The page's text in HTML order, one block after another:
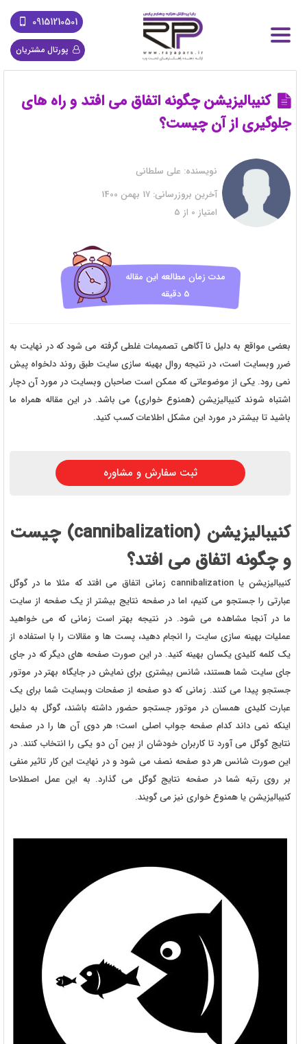
09151210501
پورتال مشتریان
کنیبالیزیشن چگونه اتفاق می افتد و راه های
جلوگیری از آن چیست؟
نویسنده: علی سلطانی
آخرین بروزرسانی:
امتیاز 0 از 5
مدت زمان مطالعه این مقاله
5 دقیقه
بعضی مواقع به دلیل نا آگاهی تصمیمات غلطی گرفته می شود که در نهایت به
ضرر وبسایت است، در نتیجه روال بهینه سازی سایت طبق روند دلخواه پیش
نمی رود. یکی از موضوعاتی که ممکن است صاحبان وبسایت در مورد آن دچار
اشتباه شوند کنیبالیزیشن (همنوع خواری) می باشد. در این مقاله همراه ما
باشید تا بیشتر در مورد این مشکل اطلاعات کسب کنید.
ثبت سفارش و مشاوره
کنیبالیزیشن (cannibalization) چیست
و چگونه اتفاق می افتد؟
کنیبالیزیشن یا cannibalization زمانی اتفاق می افتد که مثلا ما در گوگل
عبارتی را جستجو می کنیم، اما در صفحه نتایج بیشتر از یک صفحه از سایت
ما در آنجا مشاهده می شود. در نتیجه بهتر است زمانی که می خواهید
عملیات بهینه سازی سایت را انجام دهید، پست ها و مقالات را با استفاده از
یک کلمه کلیدی یکسان بهینه کنید. در این صورت صفحه های دیگر که در جای
جای سایت شما هستند، شانس بیشتری برای نمایش در جایگاه بهتر در موتور
جستجو پیدا می کنند. زمانی که دو صفحه از صفحات وبسایت شما برای یک
عبارت کلیدی همسان در موتور جستجو حضور داشته باشند، گوگل به دلیل
اینکه نمی داند کدام صفحه جواب اصلی است؛ هر دوی آن ها را در صفحه
نتایج گوگل می آورد تا کاربران خودشان از بین آن دو یکی را انتخاب کنند. در
این صورت شانس هر دو صفحه نصف می شود و در نهایت این کار تاثیر منفی
بر روی رتبه شما در صفحه نتایج گوگل می گذارد. به این عمل اصطلاحا
کنیبالیزیشن یا همنوع خواری نیز می گویند.